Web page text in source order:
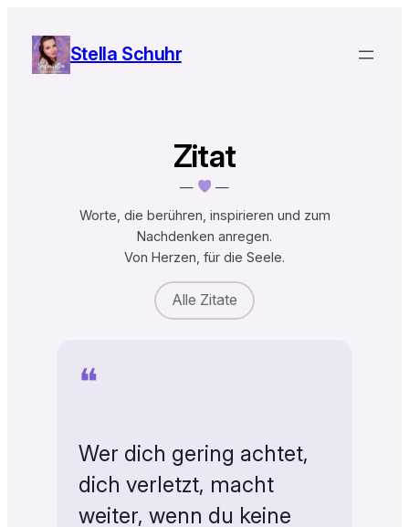
Inhalt
springen
Stella Schuhr
Zitat
—
—
Worte, die berühren, inspirieren und zum
Nachdenken anregen.
Von Herzen, für die Seele.
Alle Zitate
❝
Wer dich gering achtet,
dich verletzt, macht
weiter, wenn du keine